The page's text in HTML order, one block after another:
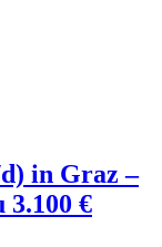
in Graz –
€